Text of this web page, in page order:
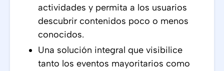
actividades y permita a los usuarios
descubrir contenidos poco o menos
conocidos.
Una solución integral que visibilice
tanto los eventos mayoritarios como